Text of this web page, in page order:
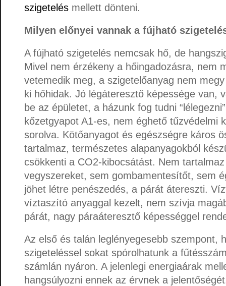
szigetelés mellett dönteni.
Milyen előnyei vannak a fújható
A fújható szigetelés nemcsak hő, de
Mivel nem érzékeny a hőingadozásra, nem
vetemedik meg, a szigetelőanyag nem
ki hőhidak. Jó légáteresztő képessége van,
be az épületet, a házunk fog tudni
kőzetgyapot A1-es, nem éghető tűzvédelmi
sorolva. Kötőanyagot és egészségre káros
tartalmaz, természetes alapanyagokból
csökkenti a CO2-kibocsátást. Nem
vegyszereket, sem gombamentesítőt, sem
jöhet létre penészedés, a párát átereszti.
víztaszító anyaggal kezelt, nem szívja
párát, nagy páraáteresztő képességgel
Az első és talán leglényegesebb szempont,
szigeteléssel sokat spórolhatunk a
számlán nyáron. A jelenlegi energiaárak
hangsúlyozni ennek az érvnek a